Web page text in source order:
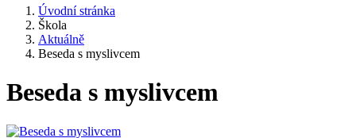
Úvodní stránka
Škola
Aktuálně
Beseda s myslivcem
Beseda s myslivcem